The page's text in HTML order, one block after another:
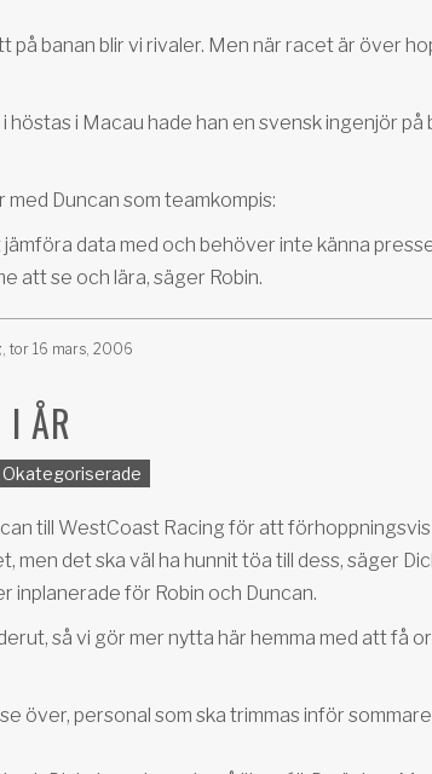
på banan blir vi rivaler. Men när racet är över
höstas i Macau hade han en svensk ingenjör på
Duncan som teamkompis:
data med och behöver inte känna
att se och lära, säger Robin.
, tor 16 mars, 2006
I ÅR
Okategoriserade
till WestCoast Racing för att
men det ska väl ha hunnit töa till dess, säger
inplanerade för Robin och Duncan.
så vi gör mer nytta här hemma med att få
över, personal som ska trimmas inför